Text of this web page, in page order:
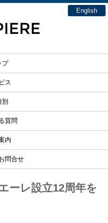
プ
ス
質問
内
問合せ
ーレ設立12周年を
English